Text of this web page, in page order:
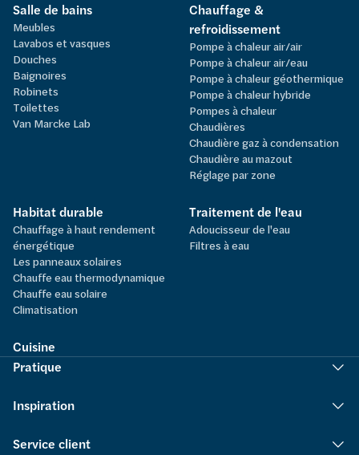
Salle de bains
Meubles
Lavabos et vasques
Douches
Baignoires
Robinets
Toilettes
Van Marcke Lab
Chauffage &
refroidissement
Pompe à chaleur air/air
Pompe à chaleur air/eau
Pompe à chaleur géothermique
Pompe à chaleur hybride
Pompes à chaleur
Chaudières
Chaudière gaz à condensation
Chaudière au mazout
Réglage par zone
Habitat durable
Chauffage à haut rendement
énergétique
Les panneaux solaires
Chauffe eau thermodynamique
Chauffe eau solaire
Climatisation
Traitement de l'eau
Adoucisseur de l'eau
Filtres à eau
Cuisine
Pratique
Inspiration
Service client